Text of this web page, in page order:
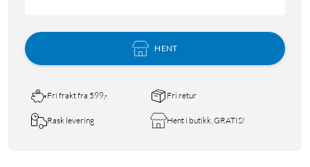
HENT
Fri frakt fra 599,- Fri retur
Rask levering Hent i butikk, GRATIS!